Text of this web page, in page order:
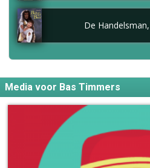
De
Media voor Bas Timmers